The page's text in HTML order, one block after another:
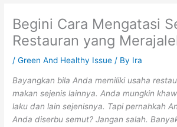
Begini Cara Mengatasi
Restauran yang
/Green And Healthy Issue / By Ira
Bayangkan bila Anda memiliki usaha
makan sejenis lainnya. Anda mungkin
laku dan lain sejenisnya. Tapi pernahkah
Anda diserbu semut? Jangan salah.